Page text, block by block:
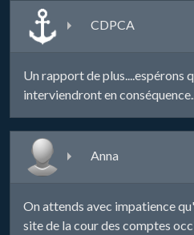
CDPCA
Un rapport de plus....espérons
interviendront en conséquence...
Anna
On attends avec impatience
site de la cour des comptes